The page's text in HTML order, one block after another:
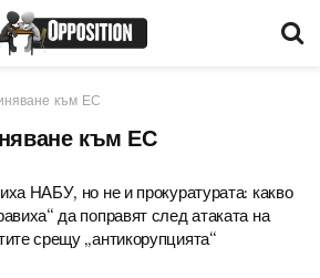
към ЕС
към ЕС
НАБУ, но не и прокуратурата: какво
да поправят след атаката на
срещу „антикорупцията“